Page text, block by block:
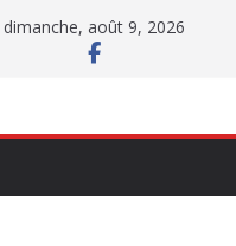
dimanche, août 9, 2026